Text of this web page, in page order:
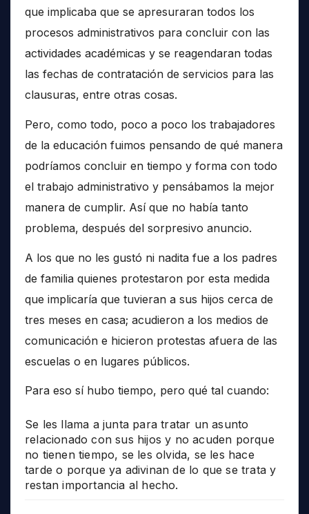
que implicaba que se apresuraran todos los
procesos administrativos para concluir con las
actividades académicas y se reagendaran todas
las fechas de contratación de servicios para las
clausuras, entre otras cosas.
Pero, como todo, poco a poco los trabajadores
de la educación fuimos pensando de qué manera
podríamos concluir en tiempo y forma con todo
el trabajo administrativo y pensábamos la mejor
manera de cumplir. Así que no había tanto
problema, después del sorpresivo anuncio.
A los que no les gustó ni nadita fue a los padres
de familia quienes protestaron por esta medida
que implicaría que tuvieran a sus hijos cerca de
tres meses en casa; acudieron a los medios de
comunicación e hicieron protestas afuera de las
escuelas o en lugares públicos.
Para eso sí hubo tiempo, pero qué tal cuando:
Se les llama a junta para tratar un asunto
relacionado con sus hijos y no acuden porque
no tienen tiempo, se les olvida, se les hace
tarde o porque ya adivinan de lo que se trata y
restan importancia al hecho.